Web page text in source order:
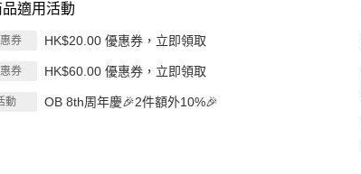
適用活動
券 HK$20.00 優惠券，立即領取
券 HK$60.00 優惠券，立即領取
動 OB 8th周年慶🎉2件額外10%🎉